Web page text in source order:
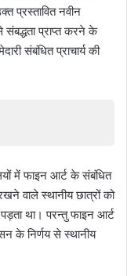
प्रस्तावित नवीन
संबद्धता प्राप्त करने के
संबंधित प्राचार्य की
में फाइन आर्ट के संबंधित
वाले स्थानीय छात्रों को
था। परन्तु फाइन आर्ट
के निर्णय से स्थानीय